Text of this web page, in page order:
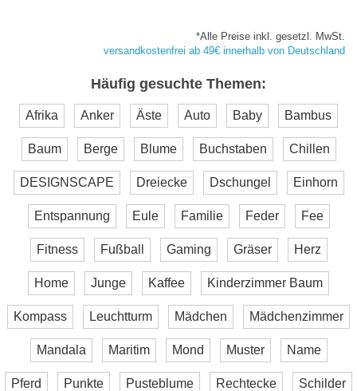
*Alle Preise inkl. gesetzl. MwSt.
versandkostenfrei ab 49€ innerhalb von Deutschland
Häufig gesuchte Themen:
Afrika Anker Äste Auto Baby Bambus
Baum Berge Blume Buchstaben Chillen
DESIGNSCAPE Dreiecke Dschungel Einhorn
Entspannung Eule Familie Feder Fee
Fitness Fußball Gaming Gräser Herz
Home Junge Kaffee Kinderzimmer Baum
Kompass Leuchtturm Mädchen Mädchenzimmer
Mandala Maritim Mond Muster Name
Pferd Punkte Pusteblume Rechtecke Schilder